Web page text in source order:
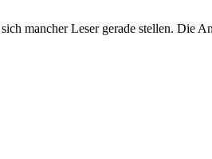
mancher Leser gerade stellen. Die